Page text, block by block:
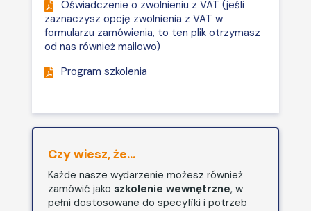
Szybkie odświeżanie.
Zmiana danych źródłowych.
Automatyczna zmiana
Odświeżanie po
Obliczenia w tabeli
przestawnej:
Warianty ukazywania danych
wystąpień, wartości
minimalne i maksymalne,
średnia.
Oświadczenie o zwolnieniu z VAT (jeśli
zaznaczysz opcję zwolnienia z VAT w
formularzu zamówienia, to ten plik otrzymasz
od nas również mailowo)
Program szkolenia
Czy wiesz, że...
Każde nasze wydarzenie możesz również
zamówić jako szkolenie wewnętrzne, w
pełni dostosowane do specyfiki i potrzeb